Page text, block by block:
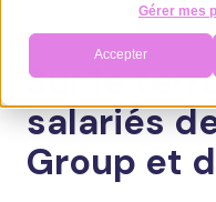
Gérer mes
Accepter
Sur le
salariés
Group et